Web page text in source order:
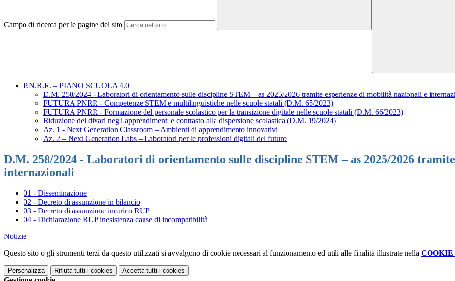
Campo di ricerca per le pagine del sito
P.N.R.R. – PIANO SCUOLA 4.0
D.M. 258/2024 - Laboratori di orientamento sulle discipline STEM – as 2025/2026 tramite esperienze di mobilità nazionali e
FUTURA PNRR - Competenze STEM e multilinguistiche nelle scuole statali (D.M. 65/2023)
FUTURA PNRR - Formazione del personale scolastico per la transizione digitale nelle scuole statali (D.M. 66/2023)
Riduzione dei divari negli apprendimenti e contrasto alla dispersione scolastica (D.M. 19/2024)
Az. 1 - Next Generation Classroom – Ambienti di apprendimento innovativi
Az. 2 – Next Generation Labs – Laboratori per le professioni digitali del futuro
D.M. 258/2024 - Laboratori di orientamento sulle discipline STEM – as 2025/2026
internazionali
01 - Disseminazione
02 - Decreto di assunzione in bilancio
03 - Decreto di assunzione incarico RUP
04 - Dichiarazione RUP inesistenza cause di incompatibilità
Notizie
Questo sito o gli strumenti terzi da questo utilizzati si avvalgono di cookie necessari al funzionamento ed utili alle finalità illustrate nella
Personalizza Rifiuta tutti i cookies Accetta tutti i cookies